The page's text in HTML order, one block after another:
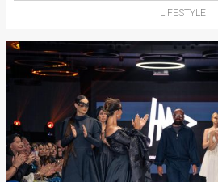
LIFESTYLE